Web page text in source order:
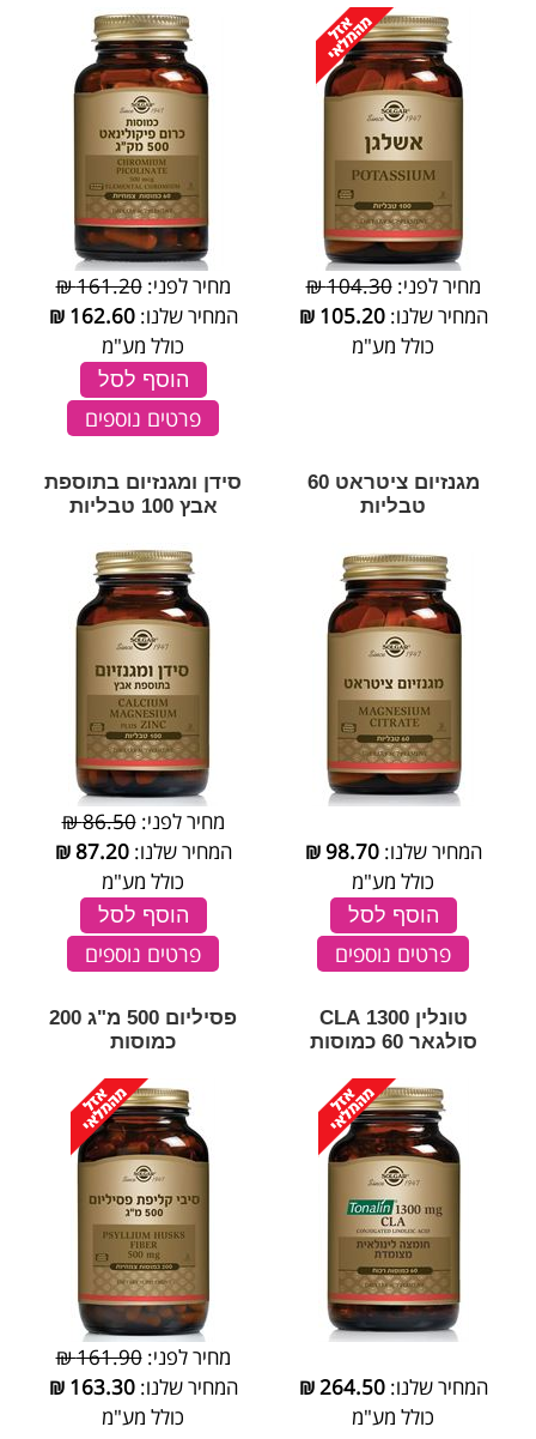
מחיר לפני:104.30 ₪
המחיר שלנו:105.20
₪
כולל מע"מ
מחיר לפני:161.20 ₪
המחיר שלנו:162.60
₪
כולל מע"מ
הוסף לסל
פרטים נוספים
מגנזיום ציטראט 60
טבליות
המחיר שלנו:98.70
₪
כולל מע"מ
הוסף לסל
פרטים נוספים
סידן ומגנזיום בתוספת
אבץ 100 טבליות
מחיר לפני:86.50 ₪
המחיר שלנו:87.20
₪
כולל מע"מ
הוסף לסל
פרטים נוספים
טונלין 1300 CLA
סולגאר 60 כמוסות
המחיר שלנו:264.50
₪
כולל מע"מ
פסיליום 500 מ"ג 200
כמוסות
מחיר לפני:161.90 ₪
המחיר שלנו:163.30
₪
כולל מע"מ